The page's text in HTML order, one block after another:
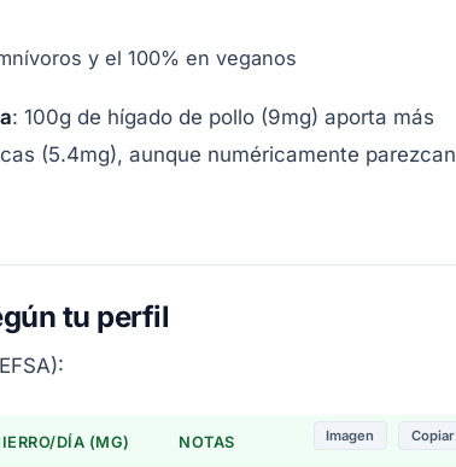
y el 100% en veganos
: 100g de hígado de pollo (9mg) aporta más
(5.4mg), aunque numéricamente parezcan
tu perfil
DÍA (MG) NOTAS Copiar
Imagen